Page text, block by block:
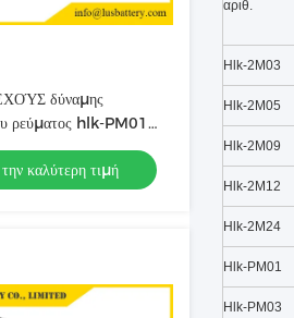
δύναμης
ρεύματος hlk-PM01
24V 600mA 3W
καλύτερη τιμή
αριθ.
Hlk-2M03
Hlk-2M05
Hlk-2M09
Hlk-2M12
Hlk-2M24
Hlk-PM01
Hlk-PM03